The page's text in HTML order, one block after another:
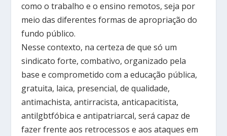
como o trabalho e o ensino remotos, seja por
meio das diferentes formas de apropriação do
fundo público.
Nesse contexto, na certeza de que só um
sindicato forte, combativo, organizado pela
base e comprometido com a educação pública,
gratuita, laica, presencial, de qualidade,
antimachista, antirracista, anticapacitista,
antilgbtfóbica e antipatriarcal, será capaz de
fazer frente aos retrocessos e aos ataques em